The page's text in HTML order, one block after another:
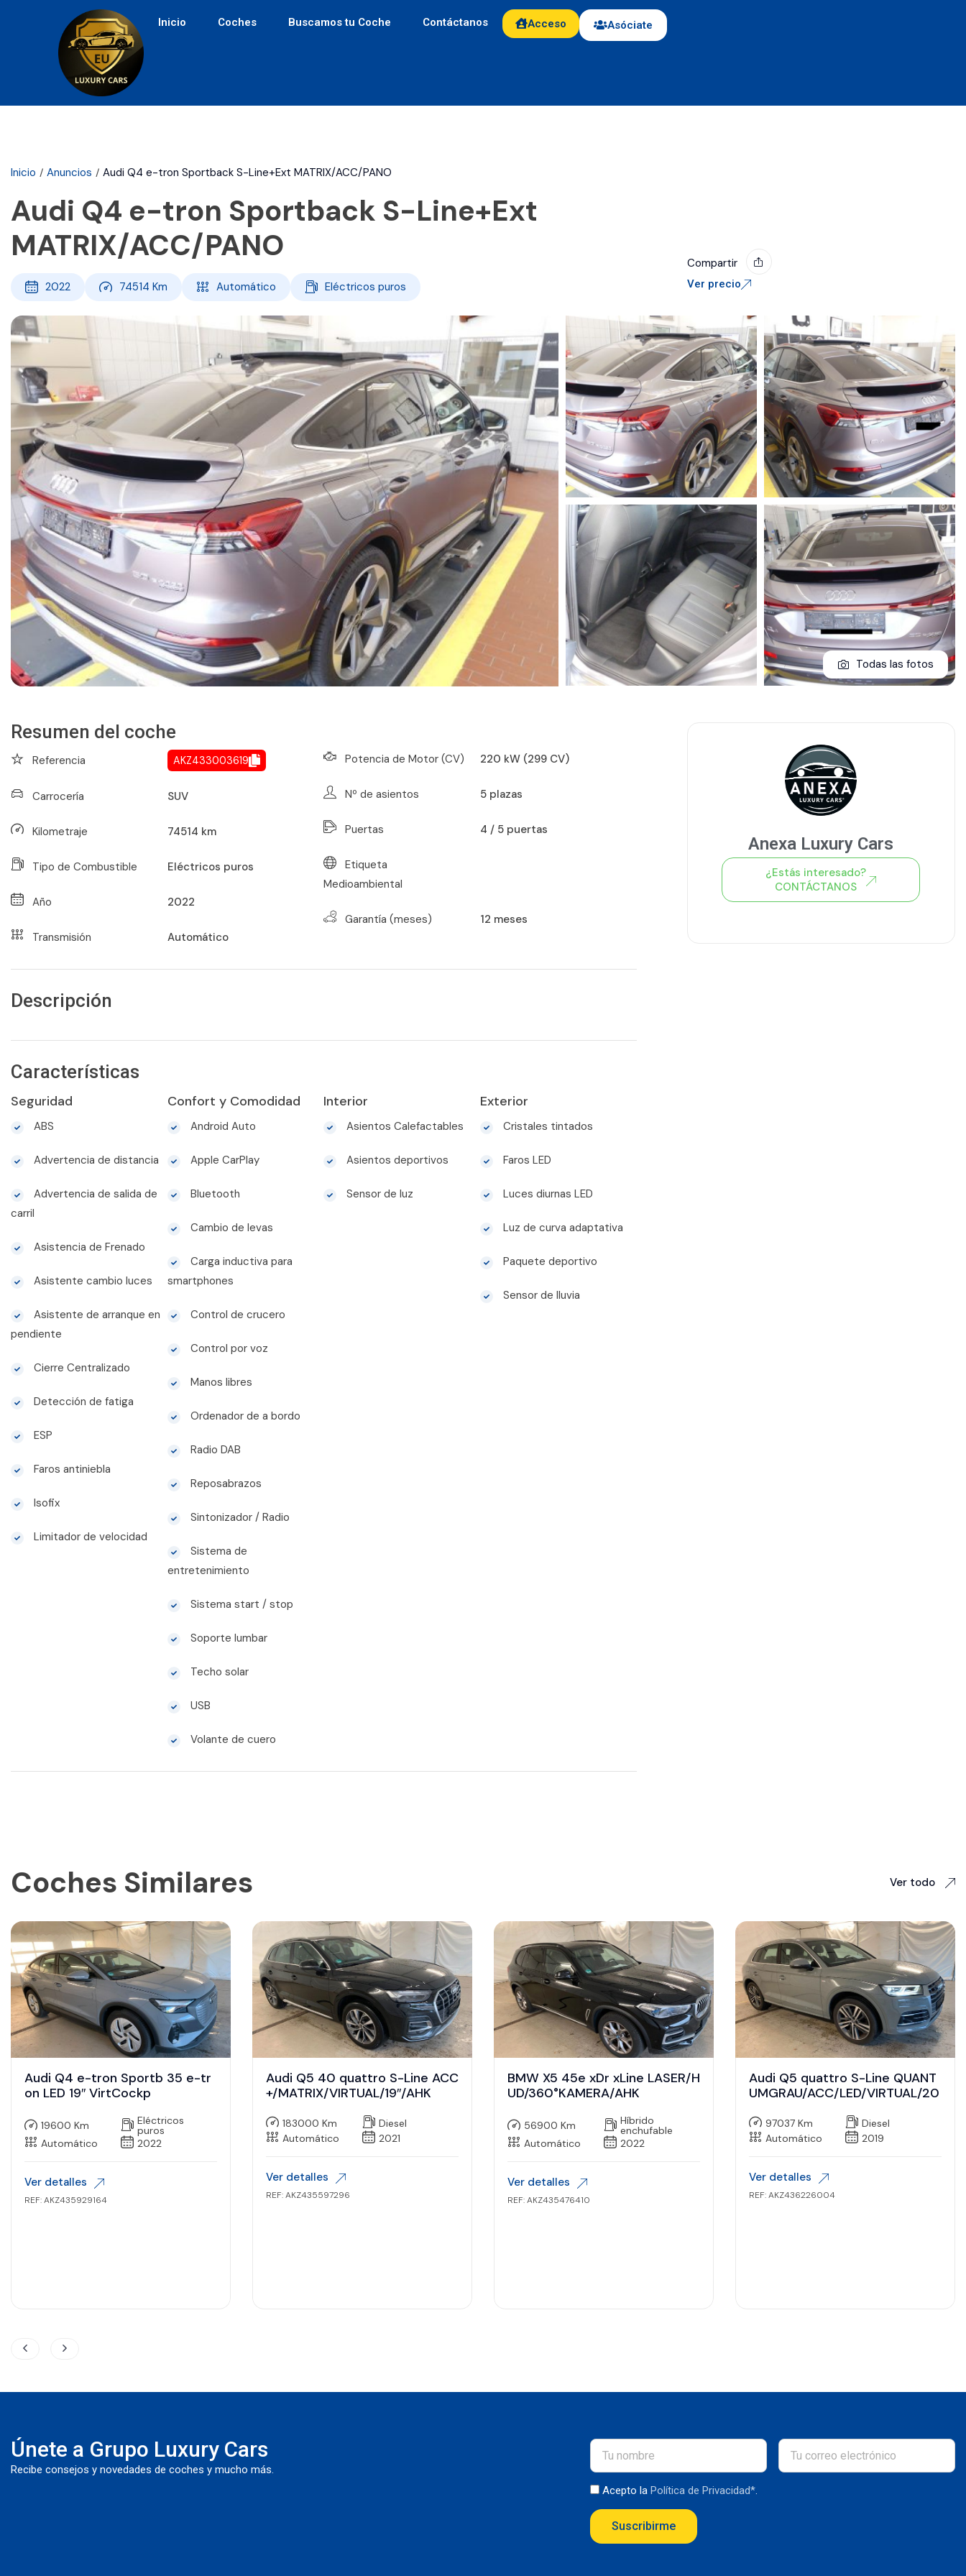
Inicio Coches Buscamos tu Coche Contáctanos Acceso Asóciate
Inicio Anuncios Audi Q4 e-tron Sportback S-Line+Ext MATRIX/ACC/PANO
Audi Q4 e-tron Sportback S-Line+Ext
MATRIX/ACC/PANO
2022 74514 Km Automático Eléctricos puros
Compartir
Ver precio
Todas las fotos
Resumen del coche
Referencia AKZ433003619
Carrocería SUV
Kilometraje 74514 km
Tipo de Combustible Eléctricos puros
Año 2022
Transmisión Automático
Potencia de Motor (CV) 220 kW (299 CV)
Nº de asientos 5 plazas
Puertas 4 / 5 puertas
Etiqueta
Medioambiental
Garantía (meses) 12 meses
Descripción
Características
Seguridad
ABS
Advertencia de distancia
Advertencia de salida de
carril
Asistencia de Frenado
Asistente cambio luces
Asistente de arranque en
pendiente
Cierre Centralizado
Detección de fatiga
ESP
Faros antiniebla
Isofix
Limitador de velocidad
Confort y Comodidad
Android Auto
Apple CarPlay
Bluetooth
Cambio de levas
Carga inductiva para
smartphones
Control de crucero
Control por voz
Manos libres
Ordenador de a bordo
Radio DAB
Reposabrazos
Sintonizador / Radio
Sistema de
entretenimiento
Sistema start / stop
Soporte lumbar
Techo solar
USB
Volante de cuero
Interior
Asientos Calefactables
Asientos deportivos
Sensor de luz
Exterior
Cristales tintados
Faros LED
Luces diurnas LED
Luz de curva adaptativa
Paquete deportivo
Sensor de lluvia
Anexa Luxury Cars
¿Estás interesado?
CONTÁCTANOS
Coches Similares Ver todo
Audi Q4 e-tron Sportb 35 e-tr
on LED 19″ VirtCockp
19600 Km Eléctricos
puros
Automático
2022
Ver detalles
REF: AKZ435929164
Audi Q5 40 quattro S-Line ACC
+/MATRIX/VIRTUAL/19″/AHK
183000 Km
Diesel
Automático
2021
Ver detalles
REF: AKZ435597296
BMW X5 45e xDr xLine LASER/H
UD/360°KAMERA/AHK
56900 Km Híbrido
enchufable
Automático
2022
Ver detalles
REF: AKZ435476410
Audi Q5 quattro S-Line QUANT
UMGRAU/ACC/LED/VIRTUAL/20
97037 Km
Diesel
Automático
2019
Ver detalles
REF: AKZ436226004
Únete a Grupo Luxury Cars
Recibe consejos y novedades de coches y mucho más.
Acepto la Política de Privacidad*.
Suscribirme